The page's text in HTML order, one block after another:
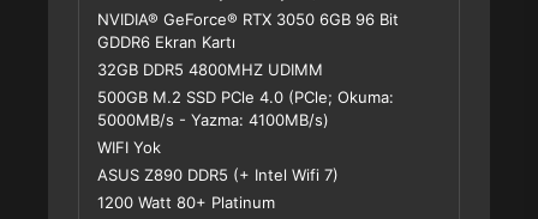
NVIDIA® GeForce® RTX 3050 6GB 96 Bit
GDDR6 Ekran Kartı
32GB DDR5 4800MHZ UDIMM
500GB M.2 SSD PCle 4.0 (PCle; Okuma:
5000MB/s - Yazma: 4100MB/s)
WIFI Yok
ASUS Z890 DDR5 (+ Intel Wifi 7)
1200 Watt 80+ Platinum